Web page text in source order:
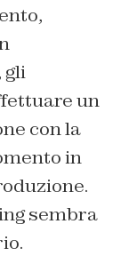
gli
un
con la
in
sembra